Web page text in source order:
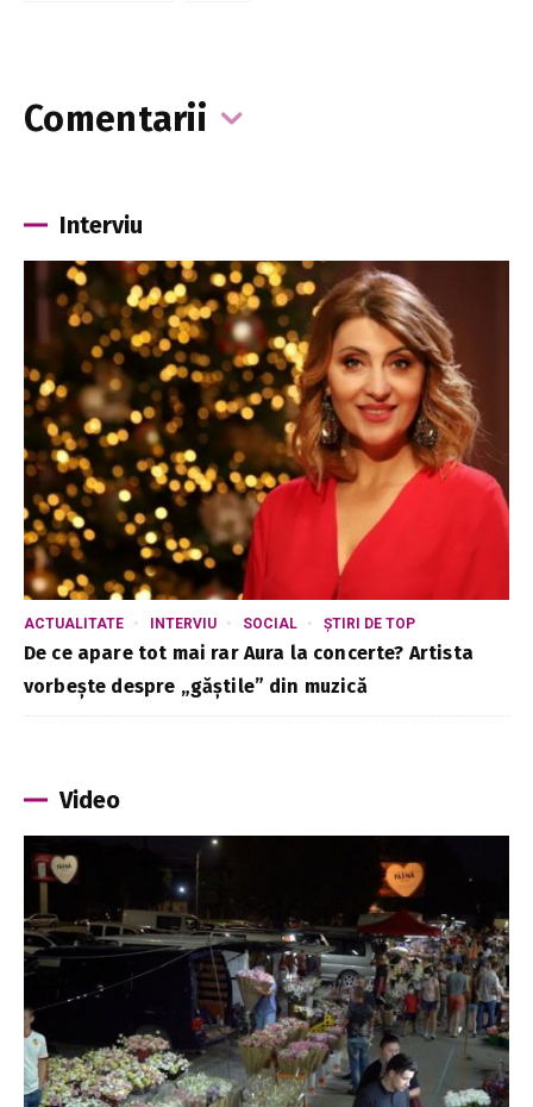
Comentarii
Interviu
ACTUALITATE INTERVIU SOCIAL ȘTIRI DE TOP
De ce apare tot mai rar Aura la concerte? Artista
vorbește despre „găștile” din muzică
Video